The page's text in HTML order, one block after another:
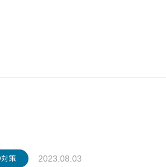
対策 2023.08.03